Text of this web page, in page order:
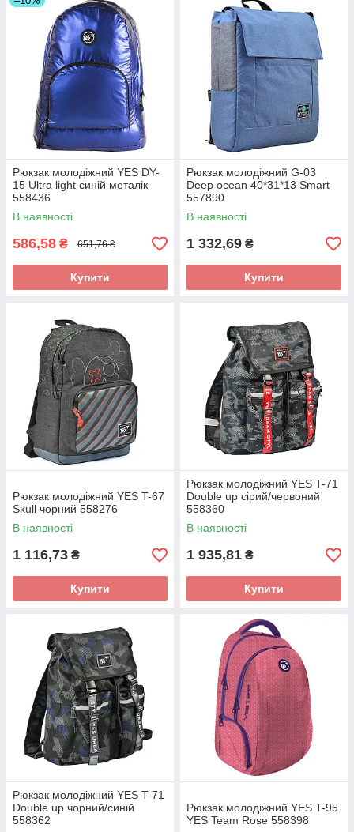
Рюкзак молодіжний YES DY-
15 Ultra light синій металік
558436
В наявності
586,58 ₴ 651,76 ₴
Купити
Рюкзак молодіжний G-03
Deep ocean 40*31*13 Smart
557890
В наявності
1 332,69 ₴
Купити
Рюкзак молодіжний YES T-67
Skull чорний 558276
В наявності
1 116,73 ₴
Купити
Рюкзак молодіжний YES T-71
Double up сірий/червоний
558360
В наявності
1 935,81 ₴
Купити
Рюкзак молодіжний YES T-71
Double up чорний/синій
558362
Рюкзак молодіжний YES T-95
YES Team Rose 558398